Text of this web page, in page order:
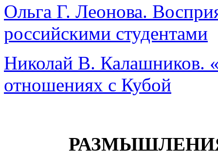
Ольга Г. Леонова.
российскими студентами
Николай В. Калашников.
отношениях с Кубой